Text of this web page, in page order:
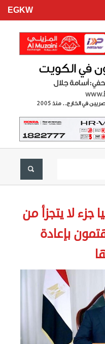
EGKW
جزء لا يتجزأ من
بإعادة